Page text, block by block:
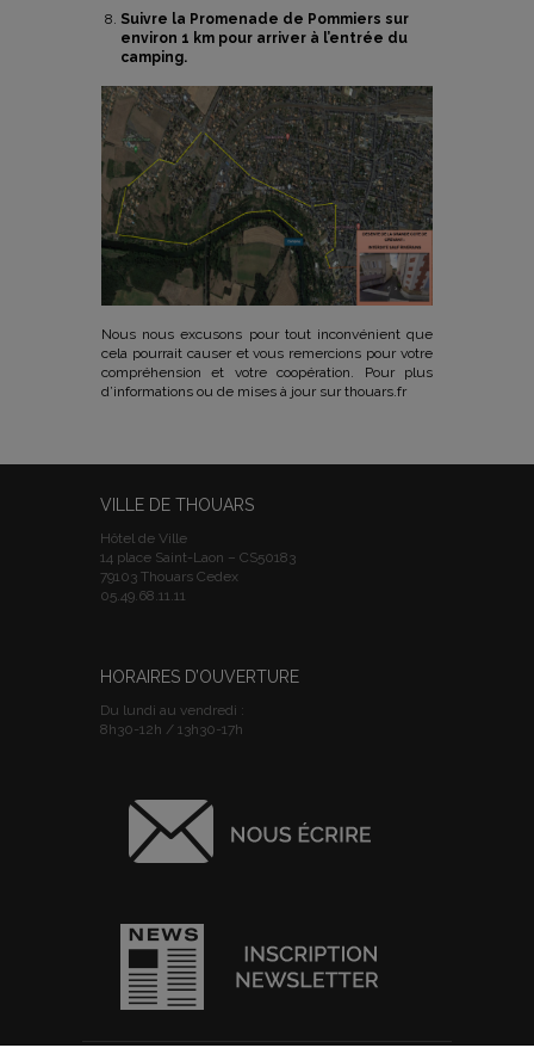
Suivre la Promenade de Pommiers sur
environ 1 km pour arriver à l’entrée du
camping.
Nous nous excusons pour tout inconvénient que
cela pourrait causer et vous remercions pour votre
compréhension et votre coopération. Pour plus
d’informations ou de mises à jour sur thouars.fr
VILLE DE THOUARS
Hôtel de Ville
14 place Saint-Laon – CS50183
79103 Thouars Cedex
05.49.68.11.11
HORAIRES D’OUVERTURE
Du lundi au vendredi :
8h30-12h / 13h30-17h